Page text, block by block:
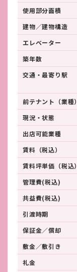
使用部分面積
建物／建物構造
エレベーター
築年数
交通・最寄り駅
前テナント（業種）
現況・状態
出店可能業種
賃料（税込）
賃料坪単価（税込）
管理費(税込)
共益費(税込)
引渡時期
保証金／償却
敷金／敷引き
礼金